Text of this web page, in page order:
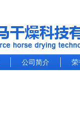
公司简介 荣